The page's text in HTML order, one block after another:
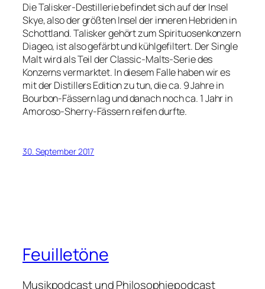
Die Talisker-Destillerie befindet sich auf der Insel
Skye, also der größten Insel der inneren Hebriden in
Schottland. Talisker gehört zum Spirituosenkonzern
Diageo, ist also gefärbt und kühlgefiltert. Der Single
Malt wird als Teil der Classic-Malts-Serie des
Konzerns vermarktet. In diesem Falle haben wir es
mit der Distillers Edition zu tun, die ca. 9 Jahre in
Bourbon-Fässern lag und danach noch ca. 1 Jahr in
Amoroso-Sherry-Fässern reifen durfte.
30. September 2017
Feuilletöne
Musikpodcast und Philosophiepodcast